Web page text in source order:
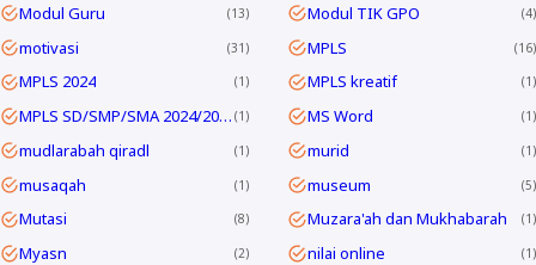
Modul Guru 13 Modul TIK GPO 4
motivasi 31 MPLS 16
MPLS 2024 1 MPLS kreatif 1
MPLS SD/SMP/SMA 2024/2025 1 MS Word 1
mudlarabah qiradl 1 murid 1
musaqah 1 museum 5
Mutasi 8 Muzara'ah dan Mukhabarah 1
Myasn 2 nilai online 1